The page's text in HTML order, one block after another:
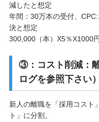
減したと想定
年間：30万本の受付、
決と想定
300,000（本）X5％X1000
③：コスト削減：
ログを参照下さい）
新人の離職を「採用コスト
ト」に分割。